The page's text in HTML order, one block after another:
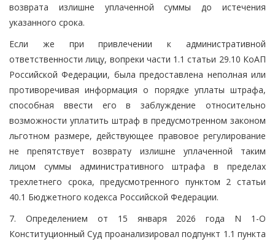
возврата излишне уплаченной суммы до истечения
указанного срока.
Если же при привлечении к административной
ответственности лицу, вопреки части 1.1 статьи 29.10 КоАП
Российской Федерации, была предоставлена неполная или
противоречивая информация о порядке уплаты штрафа,
способная ввести его в заблуждение относительно
возможности уплатить штраф в предусмотренном законом
льготном размере, действующее правовое регулирование
не препятствует возврату излишне уплаченной таким
лицом суммы административного штрафа в пределах
трехлетнего срока, предусмотренного пунктом 2 статьи
40.1 Бюджетного кодекса Российской Федерации.
7. Определением от 15 января 2026 года N 1-О
Конституционный Суд проанализировал подпункт 1.1 пункта